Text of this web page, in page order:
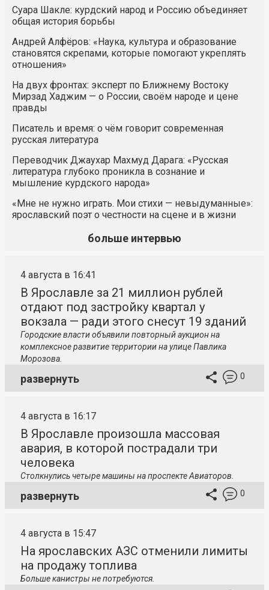
Суара Шакле: курдский народ и Россию объединяет
общая история борьбы
Андрей Алфёров: «Наука, культура и образование
становятся скрепами, которые помогают укреплять
отношения»
На двух фронтах: эксперт по Ближнему Востоку
Мирзад Хаджим — о России, своём народе и цене
правды
Писатель и время: о чём говорит современная
русская литература
Переводчик Джаухар Махмуд Дарага: «Русская
литература глубоко проникла в сознание и
мышление курдского народа»
«Мне не нужно играть. Мои стихи — невыдуманные»:
ярославский поэт о честности на сцене и в жизни
больше интервью
4 августа в 16:41
В Ярославле за 21 миллион рублей
отдают под застройку квартал у
вокзала — ради этого снесут 19 зданий
Городские власти объявили повторный аукцион на
комплексное развитие территории на улице Павлика
Морозова.
развернуть 0
4 августа в 16:17
В Ярославле произошла массовая
авария, в которой пострадали три
человека
Столкнулись четыре машины на проспекте Авиаторов.
развернуть 0
4 августа в 15:47
На ярославских АЗС отменили лимиты
на продажу топлива
Больше канистры не потребуются.